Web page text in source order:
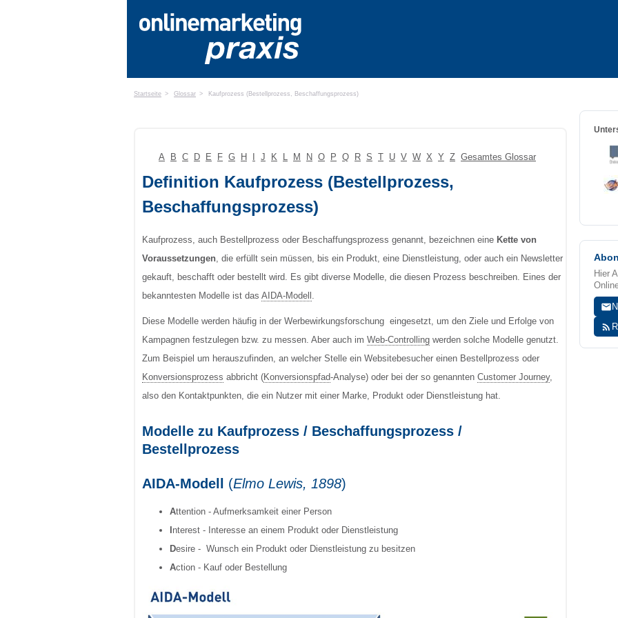
Startseite > Glossar > Kaufprozess (Bestellprozess, Beschaffungsprozess)
Hier
A B C D E F G H J K L M N O P Q R S T U V W X Y Z Gesamtes Glossar
Definition Kaufprozess (Bestellprozess,
Beschaffungsprozess)
Kaufprozess, auch Bestellprozess oder Beschaffungsprozess genannt, bezeichnen eine Kette von
Voraussetzungen, die erfüllt sein müssen, bis ein Produkt, eine Dienstleistung, oder auch ein Newsletter
gekauft, beschafft oder bestellt wird. Es gibt diverse Modelle, die diesen Prozess beschreiben. Eines der
bekanntesten Modelle ist das AIDA-Modell .
Diese Modelle werden häufig in der Werbewirkungsforschung eingesetzt, um den Ziele und Erfolge von
Kampagnen festzulegen bzw. zu messen. Aber auch im Web-Controlling werden solche Modelle genutzt.
Zum Beispiel um herauszufinden, an welcher Stelle ein Websitebesucher einen Bestellprozess oder
Konversionsprozess abbricht (Konversionspfad-Analyse) oder bei der so genannten Customer Journey,
also den Kontaktpunkten, die ein Nutzer mit einer Marke, Produkt oder Dienstleistung hat.
Modelle zu Kaufprozess / Beschaffungsprozess /
Bestellprozess
AIDA-Modell (Elmo Lewis, 1898)
Attention - Aufmerksamkeit einer Person
nterest - Interesse an einem Produkt oder Dienstleistung
Desire - Wunsch ein Produkt oder Dienstleistung zu besitzen
Action - Kauf oder Bestellung